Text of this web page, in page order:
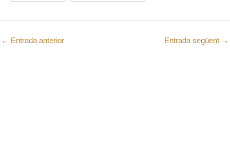
← Entrada anterior Entrada següent →